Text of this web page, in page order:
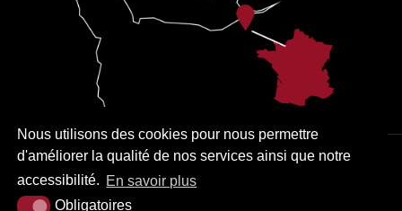
Nous utilisons des cookies pour nous permettre
d'améliorer la qualité de nos services ainsi que notre
accessibilité. En savoir plus
Obligatoires
PLAN DU SITE MENTIONS LÉGALES ACCESSIBILITÉ